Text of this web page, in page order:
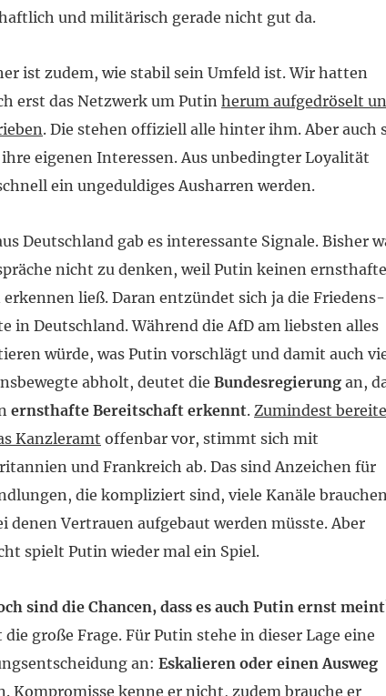
und militärisch gerade nicht gut da.
ist zudem, wie stabil sein Umfeld ist. Wir hatten
erst das Netzwerk um Putin herum aufgedröselt
. Die stehen offiziell alle hinter ihm. Aber auch
eigenen Interessen. Aus unbedingter Loyalität
ein ungeduldiges Ausharren werden.
Deutschland gab es interessante Signale. Bisher
nicht zu denken, weil Putin keinen
ließ. Daran entzündet sich ja die Friedens-
in Deutschland. Während die AfD am liebsten alles
würde, was Putin vorschlägt und damit auch
abholt, deutet die Bundesregierung an,
ernsthafte Bereitschaft erkennt. Zumindest
Kanzleramt offenbar vor, stimmt sich mit
und Frankreich ab. Das sind Anzeichen für
die kompliziert sind, viele Kanäle brauchen
denen Vertrauen aufgebaut werden müsste. Aber
spielt Putin wieder mal ein Spiel.
sind die Chancen, dass es auch Putin ernst
die große Frage. Für Putin stehe in dieser Lage eine
an: Eskalieren oder einen Ausweg
Kompromisse kenne er nicht, zudem brauche er